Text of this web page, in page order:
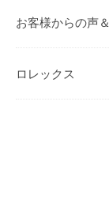
お客様からの声
ロレックス